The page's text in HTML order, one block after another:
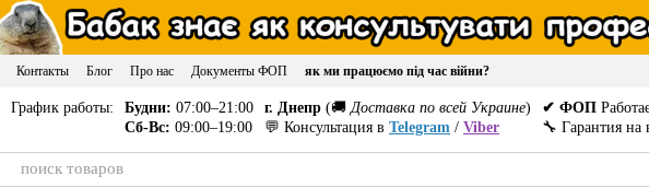
Контакты Блог Про нас Документы ФОП як ми працюємо під час війни?
График работы: Будни: 07:00–21:00
Сб-Вс: 09:00–19:00
г. Днепр (🚚 Доставка по всей Украине)
💬 Консультация в Telegram / Viber
✔ ФОП
🔧 Гарантия на